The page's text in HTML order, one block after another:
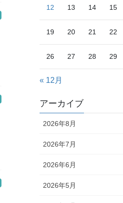
12 13 14 15
19 20 21 22
26 27 28 29
« 12月
アーカイブ
2026年8月
2026年7月
2026年6月
2026年5月